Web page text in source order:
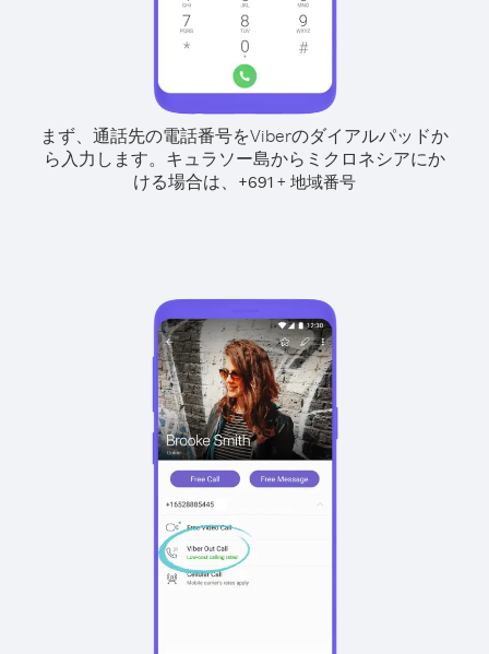
まず、通話先の電話番号をViberのダイアルパッドか
ら入力します。 キュラソー島からミクロネシアにか
ける場合は、 +691 + 地域番号